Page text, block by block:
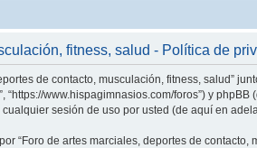
fitness, salud - Política de
de contacto, musculación, fitness, salud”
www.hispagimnasios.com/foros”) y phpBB
sesión de uso por usted (de aquí en
“Foro de artes marciales, deportes de